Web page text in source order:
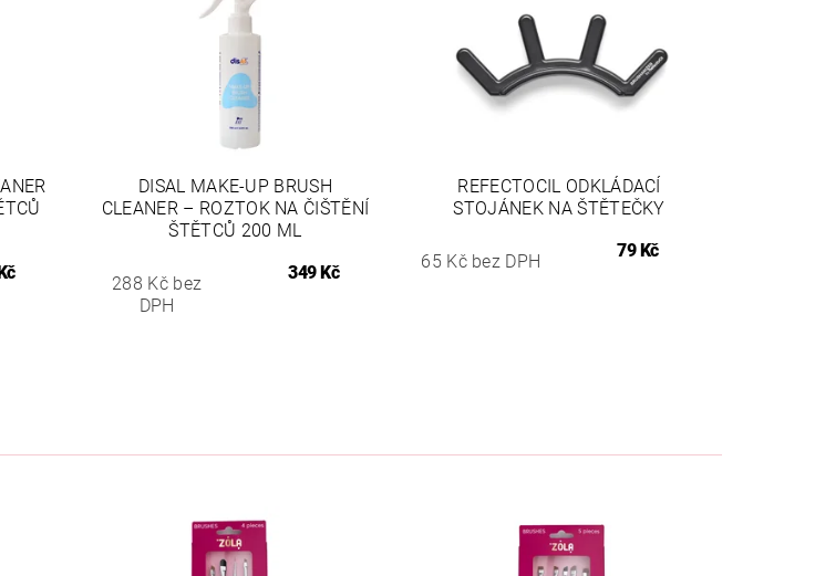
DISAL MAKE-UP BRUSH
CLEANER – ROZTOK NA ČIŠTĚNÍ
ŠTĚTCŮ 200 ML
288 Kč bez
DPH
349 Kč
REFECTOCIL ODKLÁDACÍ
STOJÁNEK NA ŠTĚTEČKY
65 Kč bez DPH
79 Kč